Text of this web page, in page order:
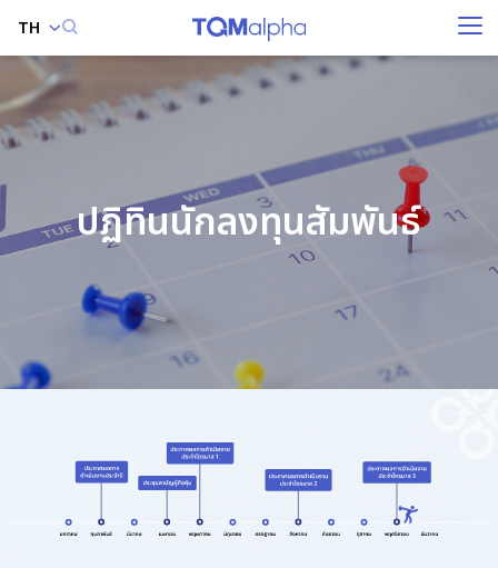
TH
ค้นหาในเว็บไซต์
Enhanced by
ปฏิทินนักลงทุนสัมพันธ์